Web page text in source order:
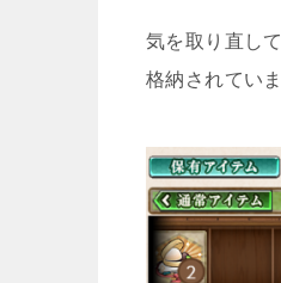
気を取り直して
格納されていま